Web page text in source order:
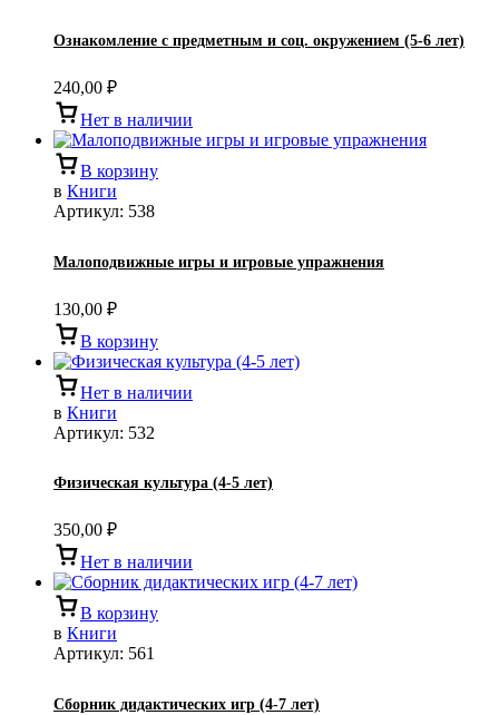
Ознакомление с предметным и соц. окружением (5-6 лет)
240,00 ₽
Нет в наличии
В корзину
в Книги
Артикул: 538
Малоподвижные игры и игровые упражнения
130,00 ₽
В корзину
Нет в наличии
в Книги
Артикул: 532
Физическая культура (4-5 лет)
350,00 ₽
Нет в наличии
В корзину
в Книги
Артикул: 561
Сборник дидактических игр (4-7 лет)